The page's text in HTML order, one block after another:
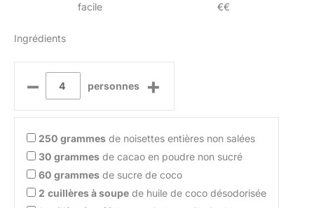
facile €€
Ingrédients
– personnes +
250 grammes de noisettes entières non salées
30 grammes de cacao en poudre non sucré
60 grammes de sucre de coco
2 cuillères à soupe de huile de coco désodorisée